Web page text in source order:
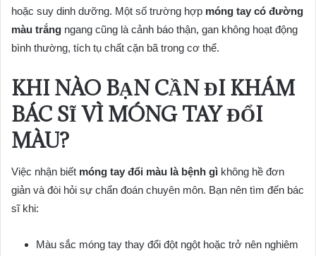
hoặc suy dinh dưỡng. Một số trường hợp móng tay có đường
màu trắng ngang cũng là cảnh báo thận, gan không hoạt động
bình thường, tích tụ chất cặn bã trong cơ thể.
KHI NÀO BẠN CẦN ĐI KHÁM
BÁC SĨ VÌ MÓNG TAY ĐỔI
MÀU?
Việc nhận biết móng tay đổi màu là bệnh gì không hề đơn
giản và đòi hỏi sự chẩn đoán chuyên môn. Bạn nên tìm đến bác
sĩ khi:
Màu sắc móng tay thay đổi đột ngột hoặc trở nên nghiêm